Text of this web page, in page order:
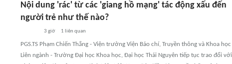
Nội dung 'rác' từ các 'giang hồ mạng' tác động xấu đến
người trẻ như thế nào?
3 giờ 1 liên quan
PGS.TS Phạm Chiến Thắng - Viện trưởng Viện Báo chí, Truyền thông và Khoa học
Liên ngành - Trường Đại học Khoa học, Đại học Thái Nguyên tiếp tục trao đổi với